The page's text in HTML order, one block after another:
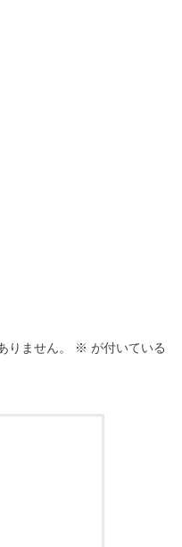
りません。 ※ が付いている